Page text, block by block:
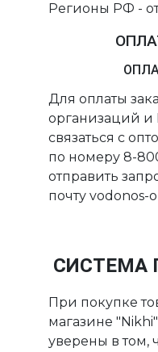
Регионы РФ -
Для оплаты
организаций
связаться с
по номеру 8-
отправить
почту vodonos-
СИСТЕМА
При покупке
магазине
уверены в том,